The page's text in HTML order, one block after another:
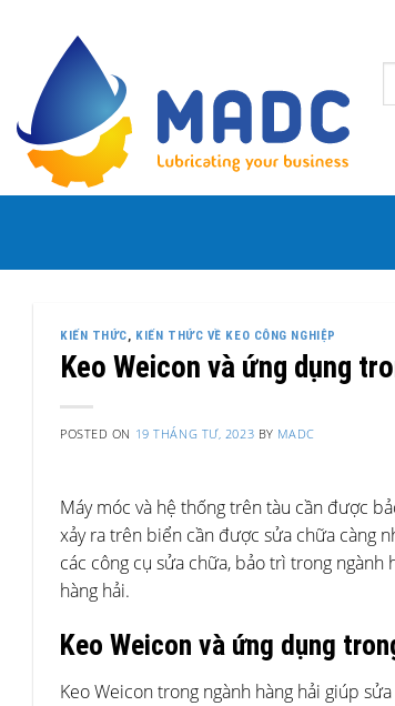
to
content
KIẾN THỨC, KIẾN THỨC VỀ KEO CÔNG NGHIỆP
Keo Weicon và ứng dụng
POSTED ON 19 THÁNG TƯ, 2023 BY MADC
Máy móc và hệ thống trên tàu cần được
xảy ra trên biển cần được sửa chữa càng
các công cụ sửa chữa, bảo trì trong ngành
hàng hải.
Keo Weicon và ứng dụng
Keo Weicon trong ngành hàng hải giúp